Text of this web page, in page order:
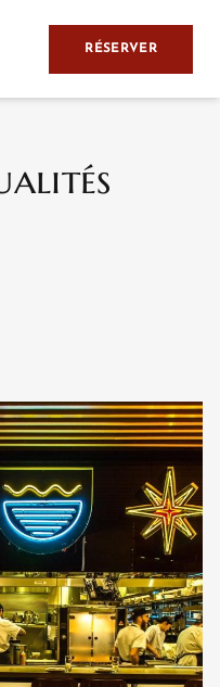
RÉSERVER